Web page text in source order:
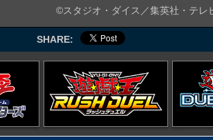
©スタジオ・ダイス／集英社・テレ
SHARE: